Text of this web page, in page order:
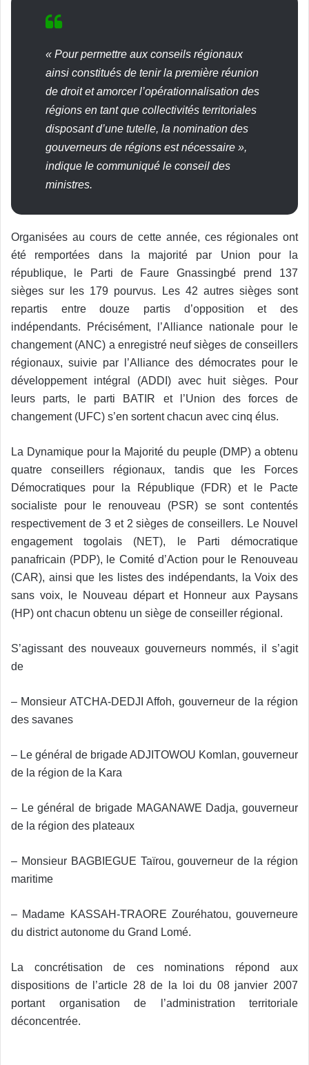
« Pour permettre aux conseils régionaux
ainsi constitués de tenir la première réunion
de droit et amorcer l’opérationnalisation des
régions en tant que collectivités territoriales
disposant d’une tutelle, la nomination des
gouverneurs de régions est nécessaire »,
indique le communiqué le conseil des
ministres.
Organisées au cours de cette année, ces régionales ont
été remportées dans la majorité par Union pour la
république, le Parti de Faure Gnassingbé prend 137
sièges sur les 179 pourvus. Les 42 autres sièges sont
repartis entre douze partis d’opposition et des
indépendants. Précisément, l’Alliance nationale pour le
changement (ANC) a enregistré neuf sièges de conseillers
régionaux, suivie par l’Alliance des démocrates pour le
développement intégral (ADDI) avec huit sièges. Pour
leurs parts, le parti BATIR et l’Union des forces de
changement (UFC) s’en sortent chacun avec cinq élus.
La Dynamique pour la Majorité du peuple (DMP) a obtenu
quatre conseillers régionaux, tandis que les Forces
Démocratiques pour la République (FDR) et le Pacte
socialiste pour le renouveau (PSR) se sont contentés
respectivement de 3 et 2 sièges de conseillers. Le Nouvel
engagement togolais (NET), le Parti démocratique
panafricain (PDP), le Comité d’Action pour le Renouveau
(CAR), ainsi que les listes des indépendants, la Voix des
sans voix, le Nouveau départ et Honneur aux Paysans
(HP) ont chacun obtenu un siège de conseiller régional.
S’agissant des nouveaux gouverneurs nommés, il s’agit
de
– Monsieur ATCHA-DEDJI Affoh, gouverneur de la région
des savanes
– Le général de brigade ADJITOWOU Komlan, gouverneur
de la région de la Kara
– Le général de brigade MAGANAWE Dadja, gouverneur
de la région des plateaux
– Monsieur BAGBIEGUE Taïrou, gouverneur de la région
maritime
– Madame KASSAH-TRAORE Zouréhatou, gouverneure
du district autonome du Grand Lomé.
La concrétisation de ces nominations répond aux
dispositions de l’article 28 de la loi du 08 janvier 2007
portant organisation de l’administration territoriale
déconcentrée.